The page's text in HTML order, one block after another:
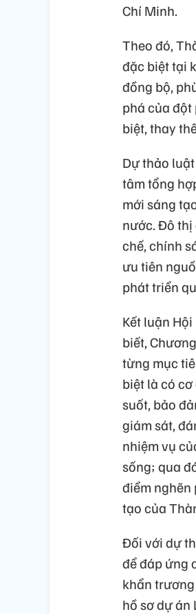
Chí Minh.
Theo đó,
đặc biệt tại
đồng bộ,
phá của
biệt, thay
Dự thảo
tâm tổng
mới sáng
nước. Đô thị
chế, chính
ưu tiên
phát triển
Kết luận
biết,
từng mục
biệt là có
suốt, bảo
giám sát,
nhiệm vụ
sống; qua
điểm nghẽn
tạo của
Đối với dự
để đáp ứng
khẩn
hồ sơ dự án